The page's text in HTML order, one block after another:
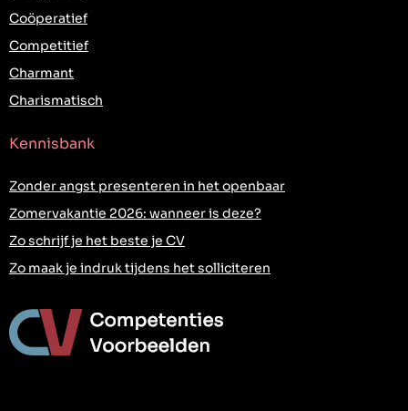
Coöperatief
Competitief
Charmant
Charismatisch
Kennisbank
Zonder angst presenteren in het openbaar
Zomervakantie 2026: wanneer is deze?
Zo schrijf je het beste je CV
Zo maak je indruk tijdens het solliciteren